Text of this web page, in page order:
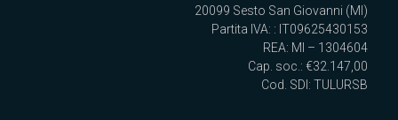
20099 Sesto San Giovanni (MI)
Partita IVA: : IT09625430153
REA: MI – 1304604
Cap. soc.: €32.147,00
Cod. SDI: TULURSB